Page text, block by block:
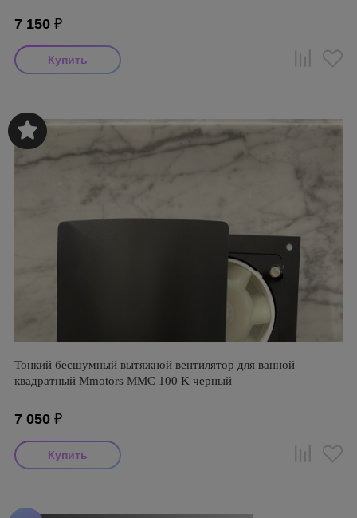
7 150 ₽
Тонкий бесшумный вытяжной вентилятор для ванной
квадратный Mmotors ММC 100 K черный
7 050 ₽